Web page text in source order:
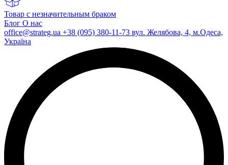
Товар с незначительным браком
Блог О нас
office@strateg.ua +38 (095) 380-11-73 вул. Желябова, 4, м.Одеса,
Україна